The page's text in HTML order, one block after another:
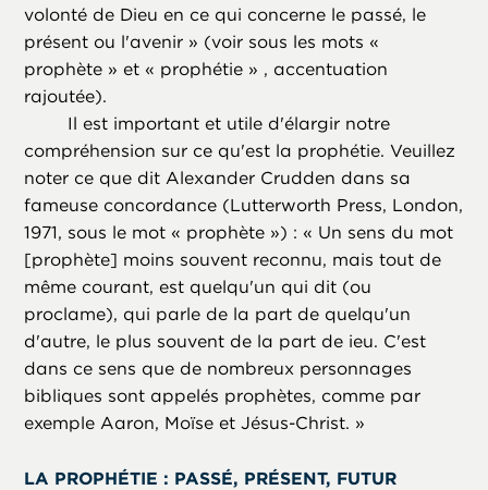
volonté de Dieu en ce qui concerne le passé, le
présent ou l'avenir » (voir sous les mots «
prophète » et « prophétie » , accentuation
rajoutée).
Il est important et utile d'élargir notre
compréhension sur ce qu'est la prophétie. Veuillez
noter ce que dit Alexander Crudden dans sa
fameuse concordance (Lutterworth Press, London,
1971, sous le mot « prophète ») : « Un sens du mot
[prophète] moins souvent reconnu, mais tout de
même courant, est quelqu'un qui dit (ou
proclame), qui parle de la part de quelqu'un
d'autre, le plus souvent de la part de ieu. C'est
dans ce sens que de nombreux personnages
bibliques sont appelés prophètes, comme par
exemple Aaron, Moïse et Jésus-Christ. »
LA PROPHÉTIE : PASSÉ, PRÉSENT, FUTUR